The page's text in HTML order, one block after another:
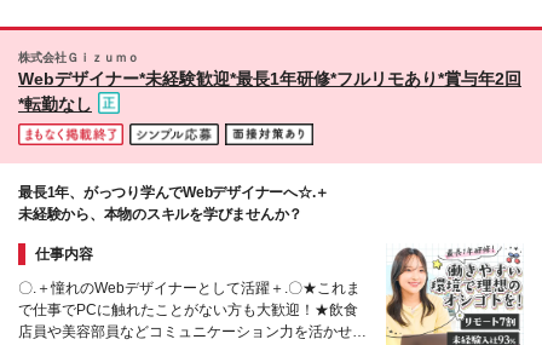
株式会社Ｇｉｚｕｍｏ
Webデザイナー*未経験歓迎*最長1年研修*フルリモあり*賞与年2回
*転勤なし
最長1年、がっつり学んでWebデザイナーへ☆.＋
未経験から、本物のスキルを学びませんか？
仕事内容
〇.＋憧れのWebデザイナーとして活躍＋.〇★これま
で仕事でPCに触れたことがない方も大歓迎！★飲食
店員や美容部員などコミュニケーション力を活かせる